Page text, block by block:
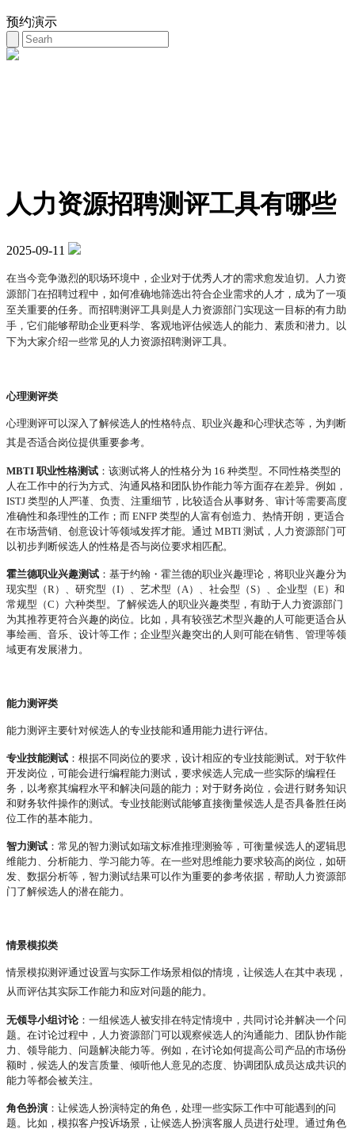
预约演示
人力资源招聘测评工具有哪些
2025-09-11
在当今竞争激烈的职场环境中，企业对于优秀人才的需求愈发迫切。人力资
源部门在招聘过程中，如何准确地筛选出符合企业需求的人才，成为了一项
至关重要的任务。而招聘测评工具则是人力资源部门实现这一目标的有力助
手，它们能够帮助企业更科学、客观地评估候选人的能力、素质和潜力。以
下为大家介绍一些常见的人力资源招聘测评工具。
心理测评类
心理测评可以深入了解候选人的性格特点、职业兴趣和心理状态等，为判断
其是否适合岗位提供重要参考。
MBTI 职业性格测试 ：该测试将人的性格分为 16 种类型。不同性格类型的
人在工作中的行为方式、沟通风格和团队协作能力等方面存在差异。例如，
ISTJ 类型的人严谨、负责、注重细节，比较适合从事财务、审计等需要高度
准确性和条理性的工作；而 ENFP 类型的人富有创造力、热情开朗，更适合
在市场营销、创意设计等领域发挥才能。通过 MBTI 测试，人力资源部门可
以初步判断候选人的性格是否与岗位要求相匹配。
霍兰德职业兴趣测试 ：基于约翰・霍兰德的职业兴趣理论，将职业兴趣分为
现实型（R）、研究型（I）、艺术型（A）、社会型（S）、企业型（E）和
常规型（C）六种类型。了解候选人的职业兴趣类型，有助于人力资源部门
为其推荐更符合兴趣的岗位。比如，具有较强艺术型兴趣的人可能更适合从
事绘画、音乐、设计等工作；企业型兴趣突出的人则可能在销售、管理等领
域更有发展潜力。
能力测评类
能力测评主要针对候选人的专业技能和通用能力进行评估。
专业技能测试 ：根据不同岗位的要求，设计相应的专业技能测试。对于软件
开发岗位，可能会进行编程能力测试，要求候选人完成一些实际的编程任
务，以考察其编程水平和解决问题的能力；对于财务岗位，会进行财务知识
和财务软件操作的测试。专业技能测试能够直接衡量候选人是否具备胜任岗
位工作的基本能力。
智力测试 ：常见的智力测试如瑞文标准推理测验等，可衡量候选人的逻辑思
维能力、分析能力、学习能力等。在一些对思维能力要求较高的岗位，如研
发、数据分析等，智力测试结果可以作为重要的参考依据，帮助人力资源部
门了解候选人的潜在能力。
情景模拟类
情景模拟测评通过设置与实际工作场景相似的情境，让候选人在其中表现，
从而评估其实际工作能力和应对问题的能力。
无领导小组讨论：一组候选人被安排在特定情境中，共同讨论并解决一个问
题。在讨论过程中，人力资源部门可以观察候选人的沟通能力、团队协作能
力、领导能力、问题解决能力等。例如，在讨论如何提高公司产品的市场份
额时，候选人的发言质量、倾听他人意见的态度、协调团队成员达成共识的
能力等都会被关注。
角色扮演 ：让候选人扮演特定的角色，处理一些实际工作中可能遇到的问
题。比如，模拟客户投诉场景，让候选人扮演客服人员进行处理。通过角色